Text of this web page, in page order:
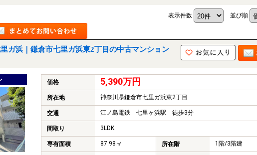
表示件数 並び順
ガ浜｜鎌倉市七里ガ浜東2丁目の中古マンション
価格 5,390万円
所在地 神奈川県鎌倉市七里ガ浜東2丁目
交通 江ノ島電鉄 七里ヶ浜駅 徒歩3分
間取り 3LDK
専有面積 87.98㎡ 所在階 1階/3階建